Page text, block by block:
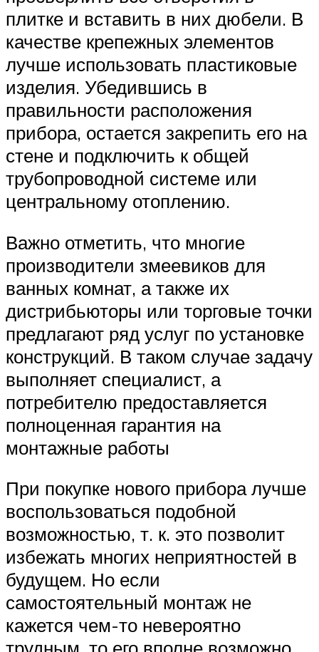
плитке и вставить в них дюбели. В
качестве крепежных элементов
лучше использовать пластиковые
изделия. Убедившись в
правильности расположения
прибора, остается закрепить его на
стене и подключить к общей
трубопроводной системе или
центральному отоплению.
Важно отметить, что многие
производители змеевиков для
ванных комнат, а также их
дистрибьюторы или торговые точки
предлагают ряд услуг по установке
конструкций. В таком случае задачу
выполняет специалист, а
потребителю предоставляется
полноценная гарантия на
монтажные работы
При покупке нового прибора лучше
воспользоваться подобной
возможностью, т. к. это позволит
избежать многих неприятностей в
будущем. Но если
самостоятельный монтаж не
кажется чем-то невероятно